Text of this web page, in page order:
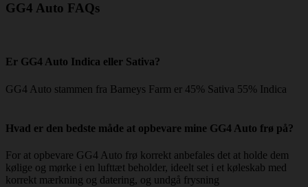
GG4 Auto FAQs
Er GG4 Auto Indica eller Sativa?
GG4 Auto stammen fra Barneys Farm er 45% Sativa 55% Indica
Hvad er den bedste måde at opbevare mine GG4 Auto frø på?
For at opbevare GG4 Auto frø korrekt anbefales det at holde dem
kølige og mørke i en lufttæt beholder, ideelt set i et køleskab med
korrekt mærkning og datering, og undgå frysning